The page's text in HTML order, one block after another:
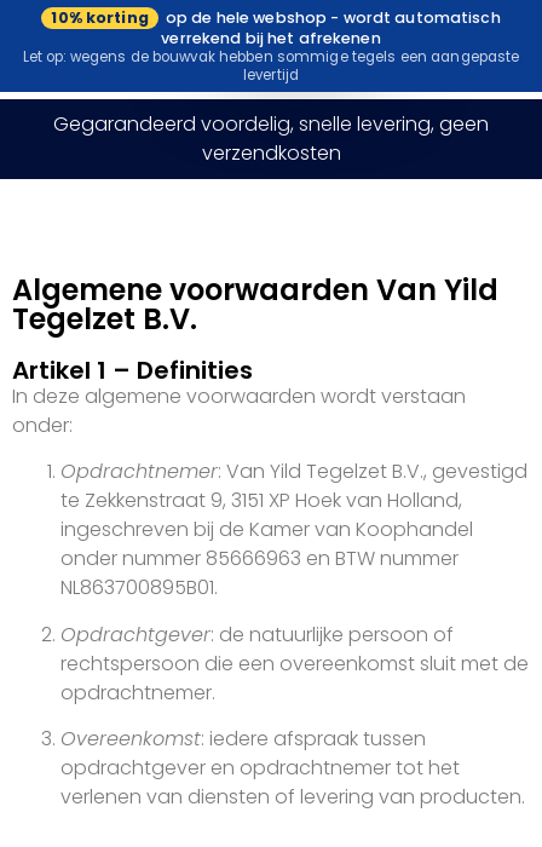
10% korting
op de hele webshop - wordt automatisch
verrekend bij het afrekenen
Let op: wegens de bouwvak hebben sommige tegels een aangepaste
levertijd
Bezoek onze
showroom
Gegarandeerd voordelig, snelle levering, geen
verzendkosten
Algemene voorwaarden Van Yild
Tegelzet B.V.
Artikel 1 – Definities
In deze algemene voorwaarden wordt verstaan
onder:
Opdrachtnemer: Van Yild Tegelzet B.V., gevestigd
te Zekkenstraat 9, 3151 XP Hoek van Holland,
ingeschreven bij de Kamer van Koophandel
onder nummer 85666963 en BTW nummer
NL863700895B01.
Opdrachtgever: de natuurlijke persoon of
rechtspersoon die een overeenkomst sluit met de
opdrachtnemer.
Overeenkomst: iedere afspraak tussen
opdrachtgever en opdrachtnemer tot het
verlenen van diensten of levering van producten.